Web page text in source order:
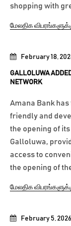
February 5, 2026
February 18,
GALLOLUWA
NETWORK
Amana Bank
friendly and
the opening of
Galloluwa,
access to
the opening of
மேலதிக
shopping with
மேலதிக